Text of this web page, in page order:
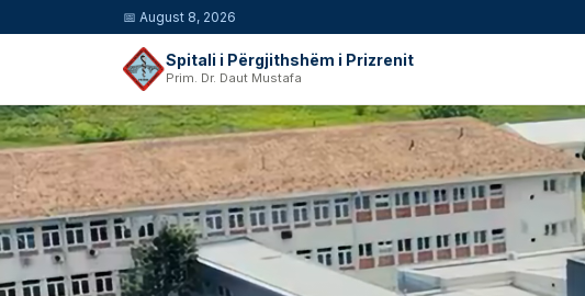
📅 August 8, 2026
Spitali i Përgjithshëm i Prizrenit
Prim. Dr. Daut Mustafa